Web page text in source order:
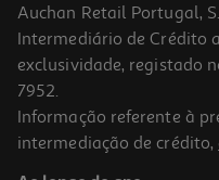
Recarga Fujifilm 1x10 Instax
Auchan Retail Portugal,
Intermediário de Crédito
exclusividade, registado
7952.
Informação referente à
intermediação de crédito,